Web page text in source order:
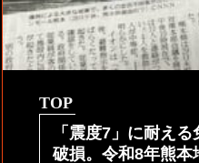
TOP
「震度7」に耐え
破損。令和8年熊本